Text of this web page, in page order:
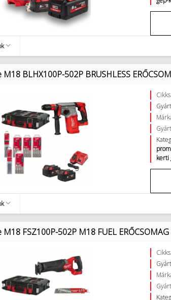
M18 BLHX100P-502P BRUSHLESS
kerti
M18 FSZ100P-502P M18 FUEL